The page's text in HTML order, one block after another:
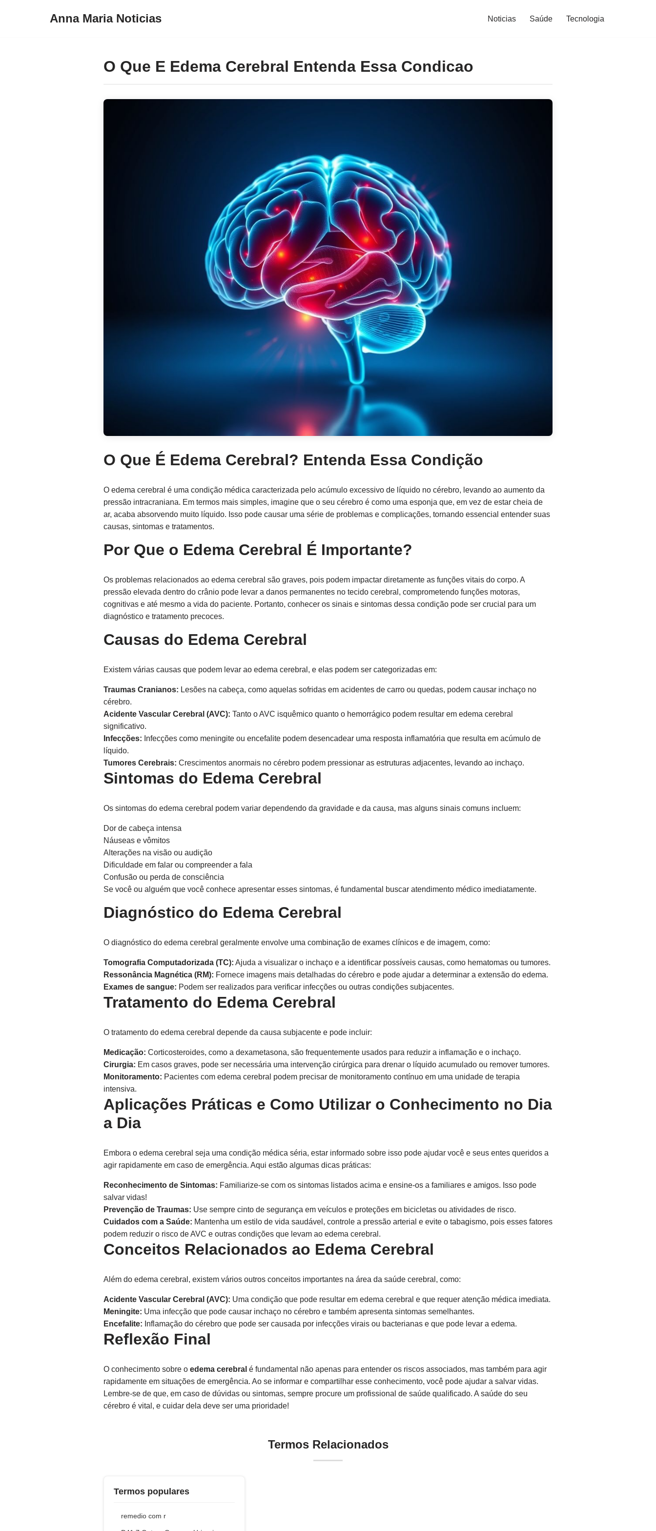
Anna Maria Noticias Noticias Saúde Tecnologia
O Que E Edema Cerebral Entenda Essa Condicao
O Que É Edema Cerebral? Entenda Essa Condição
O edema cerebral é uma condição médica caracterizada pelo acúmulo excessivo de líquido no cérebro, levando ao aumento da
pressão intracraniana. Em termos mais simples, imagine que o seu cérebro é como uma esponja que, em vez de estar cheia de
ar, acaba absorvendo muito líquido. Isso pode causar uma série de problemas e complicações, tornando essencial entender suas
causas, sintomas e tratamentos.
Por Que o Edema Cerebral É Importante?
Os problemas relacionados ao edema cerebral são graves, pois podem impactar diretamente as funções vitais do corpo. A
pressão elevada dentro do crânio pode levar a danos permanentes no tecido cerebral, comprometendo funções motoras,
cognitivas e até mesmo a vida do paciente. Portanto, conhecer os sinais e sintomas dessa condição pode ser crucial para um
diagnóstico e tratamento precoces.
Causas do Edema Cerebral
Existem várias causas que podem levar ao edema cerebral, e elas podem ser categorizadas em:
Traumas Cranianos: Lesões na cabeça, como aquelas sofridas em acidentes de carro ou quedas, podem causar inchaço no
cérebro.
Acidente Vascular Cerebral (AVC): Tanto o AVC isquêmico quanto o hemorrágico podem resultar em edema cerebral
significativo.
Infecções: Infecções como meningite ou encefalite podem desencadear uma resposta inflamatória que resulta em acúmulo de
líquido.
Tumores Cerebrais: Crescimentos anormais no cérebro podem pressionar as estruturas adjacentes, levando ao inchaço.
Sintomas do Edema Cerebral
Os sintomas do edema cerebral podem variar dependendo da gravidade e da causa, mas alguns sinais comuns incluem:
Dor de cabeça intensa
Náuseas e vômitos
Alterações na visão ou audição
Dificuldade em falar ou compreender a fala
Confusão ou perda de consciência
Se você ou alguém que você conhece apresentar esses sintomas, é fundamental buscar atendimento médico imediatamente.
Diagnóstico do Edema Cerebral
O diagnóstico do edema cerebral geralmente envolve uma combinação de exames clínicos e de imagem, como:
Tomografia Computadorizada (TC): Ajuda a visualizar o inchaço e a identificar possíveis causas, como hematomas ou tumores.
Ressonância Magnética (RM): Fornece imagens mais detalhadas do cérebro e pode ajudar a determinar a extensão do edema.
Exames de sangue: Podem ser realizados para verificar infecções ou outras condições subjacentes.
Tratamento do Edema Cerebral
O tratamento do edema cerebral depende da causa subjacente e pode incluir:
Medicação: Corticosteroides, como a dexametasona, são frequentemente usados para reduzir a inflamação e o inchaço.
Cirurgia: Em casos graves, pode ser necessária uma intervenção cirúrgica para drenar o líquido acumulado ou remover tumores.
Monitoramento: Pacientes com edema cerebral podem precisar de monitoramento contínuo em uma unidade de terapia
intensiva.
Aplicações Práticas e Como Utilizar o Conhecimento no Dia
a Dia
Embora o edema cerebral seja uma condição médica séria, estar informado sobre isso pode ajudar você e seus entes queridos a
agir rapidamente em caso de emergência. Aqui estão algumas dicas práticas:
Reconhecimento de Sintomas: Familiarize-se com os sintomas listados acima e ensine-os a familiares e amigos. Isso pode
salvar vidas!
Prevenção de Traumas: Use sempre cinto de segurança em veículos e proteções em bicicletas ou atividades de risco.
Cuidados com a Saúde: Mantenha um estilo de vida saudável, controle a pressão arterial e evite o tabagismo, pois esses fatores
podem reduzir o risco de AVC e outras condições que levam ao edema cerebral.
Conceitos Relacionados ao Edema Cerebral
Além do edema cerebral, existem vários outros conceitos importantes na área da saúde cerebral, como:
Acidente Vascular Cerebral (AVC): Uma condição que pode resultar em edema cerebral e que requer atenção médica imediata.
Meningite: Uma infecção que pode causar inchaço no cérebro e também apresenta sintomas semelhantes.
Encefalite: Inflamação do cérebro que pode ser causada por infecções virais ou bacterianas e que pode levar a edema.
Reflexão Final
O conhecimento sobre o edema cerebral é fundamental não apenas para entender os riscos associados, mas também para agir
rapidamente em situações de emergência. Ao se informar e compartilhar esse conhecimento, você pode ajudar a salvar vidas.
Lembre-se de que, em caso de dúvidas ou sintomas, sempre procure um profissional de saúde qualificado. A saúde do seu
cérebro é vital, e cuidar dela deve ser uma prioridade!
Termos Relacionados
Termos populares
remedio com r